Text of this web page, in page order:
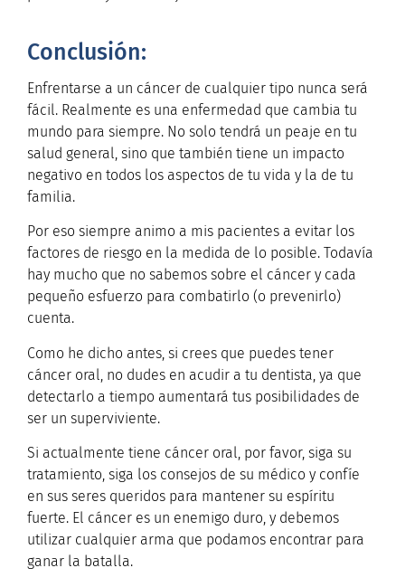
Conclusión:
Enfrentarse a un cáncer de cualquier tipo nunca será
fácil. Realmente es una enfermedad que cambia tu
mundo para siempre. No solo tendrá un peaje en tu
salud general, sino que también tiene un impacto
negativo en todos los aspectos de tu vida y la de tu
familia.
Por eso siempre animo a mis pacientes a evitar los
factores de riesgo en la medida de lo posible. Todavía
hay mucho que no sabemos sobre el cáncer y cada
pequeño esfuerzo para combatirlo (o prevenirlo)
cuenta.
Como he dicho antes, si crees que puedes tener
cáncer oral, no dudes en acudir a tu dentista, ya que
detectarlo a tiempo aumentará tus posibilidades de
ser un superviviente.
Si actualmente tiene cáncer oral, por favor, siga su
tratamiento, siga los consejos de su médico y confíe
en sus seres queridos para mantener su espíritu
fuerte. El cáncer es un enemigo duro, y debemos
utilizar cualquier arma que podamos encontrar para
ganar la batalla.